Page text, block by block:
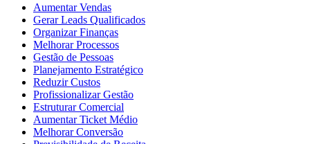
Aumentar Vendas
Gerar Leads Qualificados
Organizar Finanças
Melhorar Processos
Gestão de Pessoas
Planejamento Estratégico
Reduzir Custos
Profissionalizar Gestão
Estruturar Comercial
Aumentar Ticket Médio
Melhorar Conversão